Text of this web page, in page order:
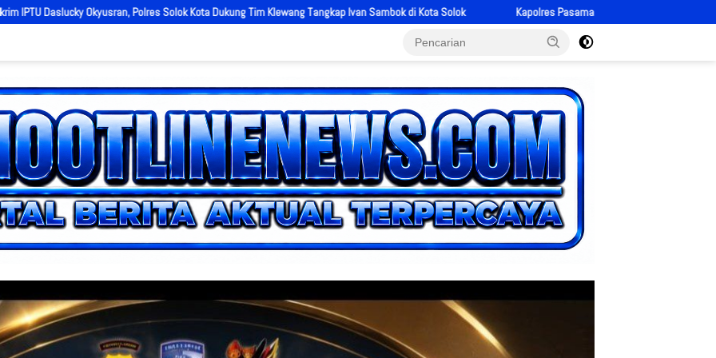
Tim Klewang Tangkap Ivan Sambok di Kota Solok Kapolres Pasaman Barat AKBP Agung Tribawanto Respons Dugaan PETI, Kapolsek Talamau